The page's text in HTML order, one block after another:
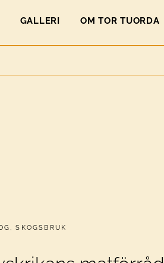
GALLERI OM TOR TUORDA
,SKOGSBRUK